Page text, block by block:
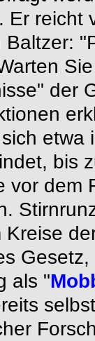
Er reicht
der
bis
vor dem
als "